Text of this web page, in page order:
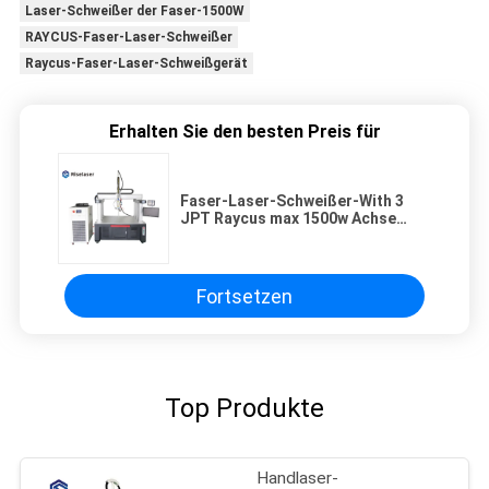
Laser-Schweißer der Faser-1500W
RAYCUS-Faser-Laser-Schweißer
Raycus-Faser-Laser-Schweißgerät
Erhalten Sie den besten Preis für
Faser-Laser-Schweißer-With 3
JPT Raycus max 1500w Achse
Fortsetzen
Top Produkte
Handlaser-